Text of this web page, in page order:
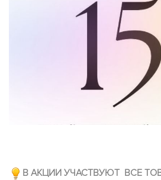
В АКЦИИ УЧАСТВУЮТ ВСЕ